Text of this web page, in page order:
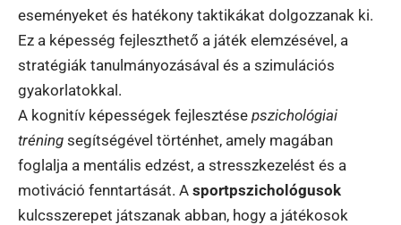
eseményeket és hatékony taktikákat dolgozzanak ki.
Ez a képesség fejleszthető a játék elemzésével, a
stratégiák tanulmányozásával és a szimulációs
gyakorlatokkal.
A kognitív képességek fejlesztése pszichológiai
tréning segítségével történhet, amely magában
foglalja a mentális edzést, a stresszkezelést és a
motiváció fenntartását. A sportpszichológusok
kulcsszerepet játszanak abban, hogy a játékosok